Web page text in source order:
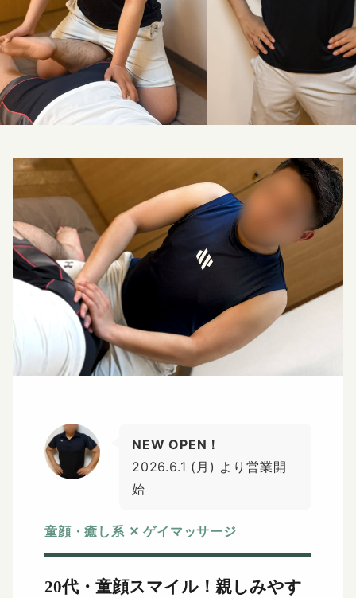
NEW OPEN！
2026.6.1 (月) より営業開
始
童顔・癒し系 ✕ ゲイマッサージ
20代・童顔スマイル！ 親しみやす